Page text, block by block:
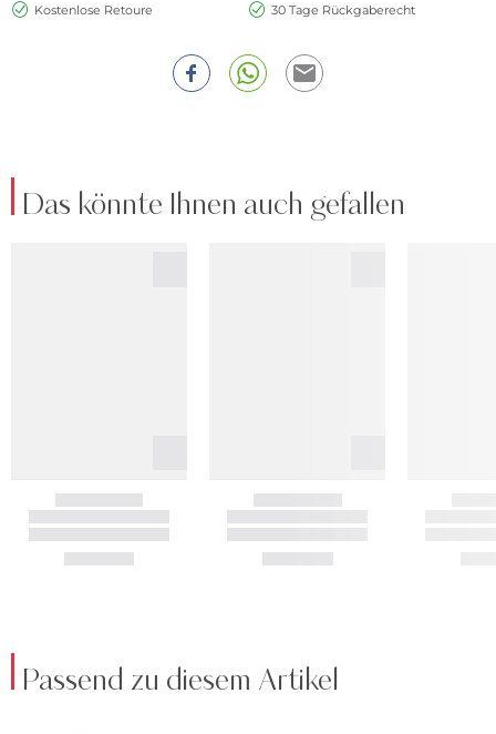
Kostenlose Retoure
30 Tage Rückgaberecht
Das könnte Ihnen auch gefallen
Passend zu diesem Artikel